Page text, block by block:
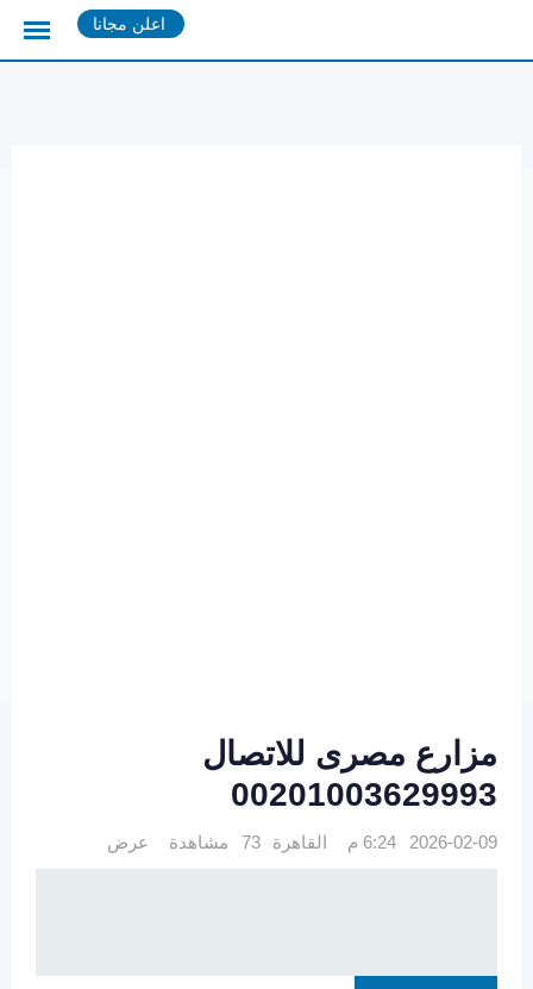
اعلن مجانا
مزارع مصرى للاتصال
00201003629993
2026-02-09 6:24 م القاهرة 73 مشاهدة عرض